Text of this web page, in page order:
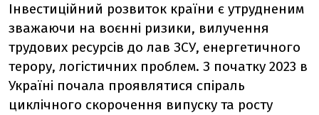
Інвестиційний розвиток країни є утрудненим
зважаючи на воєнні ризики, вилучення
трудових ресурсів до лав ЗСУ, енергетичного
терору, логістичних проблем. З початку 2023 в
Україні почала проявлятися спіраль
циклічного скорочення випуску та росту